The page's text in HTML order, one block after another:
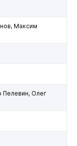
Максим
Олег